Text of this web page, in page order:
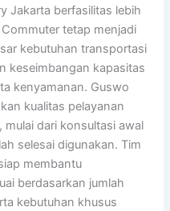
Jakarta berfasilitas lebih
tetap menjadi
kebutuhan transportasi
keseimbangan kapasitas
kenyamanan. Guswo
kualitas pelayanan
dari konsultasi awal
selesai digunakan. Tim
membantu
berdasarkan jumlah
kebutuhan khusus